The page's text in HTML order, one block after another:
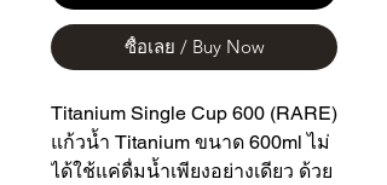
ซื้อเลย / Buy Now
Titanium Single Cup 600 (RARE)
แก้วน้ำ Titanium ขนาด 600ml ไม่
ได้ใช้แค่ดื่มน้ำเพียงอย่างเดียว ด้วย